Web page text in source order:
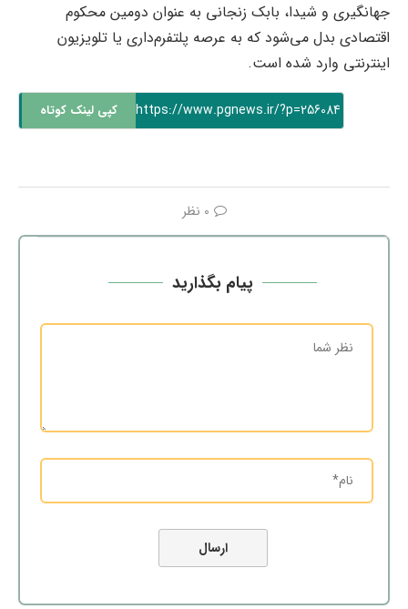
جهانگیری و شیدا، بابک زنجانی به عنوان دومین محکوم
اقتصادی بدل می‌شود که به عرصه پلتفرم‌داری یا تلویزیون
اینترنتی وارد شده است.
https://www.pgnews.ir/?p=256084 کپی لینک کوتاه
0 نظر
پیام بگذارید